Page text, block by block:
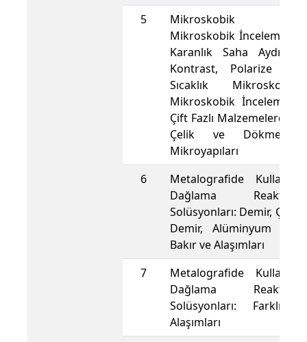
5
Mikroskobik
Mikroskobik İnceleme
Karanlık Saha
Kontrast, Polarize
Sıcaklık
Mikroskobik
Çift Fazlı Malzemelerde
Çelik ve Dökme
Mikroyapıları
6
Metalografide
Dağlama
Solüsyonları: Demir, Çelik
Demir, Alüminyum ve
Bakır ve Alaşımları
7
Metalografide
Dağlama
Solüsyonları: Farklı
Alaşımları